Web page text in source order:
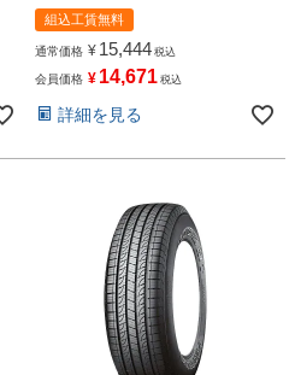
組込工賃無料
通常価格 ¥ 15,444 税込
会員価格 ¥ 14,671 税込
詳細を見る